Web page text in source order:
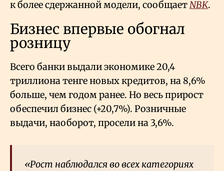
к более сдержанной модели, сообщаетNBK.
Бизнес впервые обогнал
розницу
Всего банки выдали экономике 20,4
триллиона тенге новых кредитов, на 8,6%
больше, чем годом ранее. Но весь прирост
обеспечил бизнес (+20,7%). Розничные
выдачи, наоборот, просели на 3,6%.
«Рост наблюдался во всех категориях